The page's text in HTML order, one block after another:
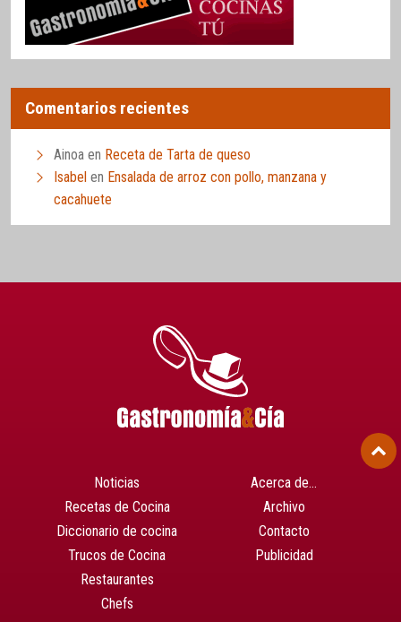
Comentarios recientes
Ainoa en Receta de Tarta de queso
Isabel en Ensalada de arroz con pollo, manzana y
cacahuete
Noticias
Recetas de Cocina
Diccionario de cocina
Trucos de Cocina
Restaurantes
Chefs
Acerca de…
Archivo
Contacto
Publicidad